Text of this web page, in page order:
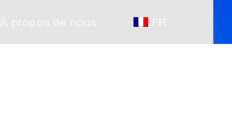
À propos de nous FR